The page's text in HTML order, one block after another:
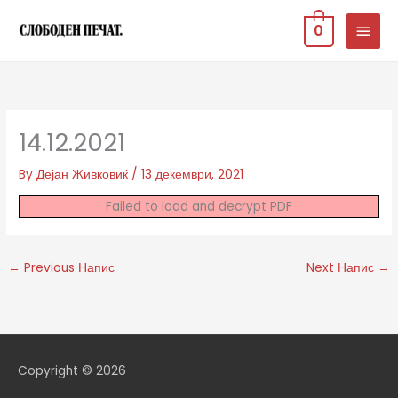
MAIN
0
14.12.2021
ByДејан Живковиќ /13 декември, 2021
Failed to load and decrypt PDF
← Previous Напис Next Напис →
Copyright © 2026